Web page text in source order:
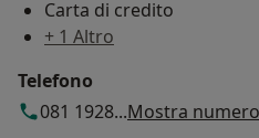
Carta di credito
+ 1 Altro
Telefono
081 1928...Mostra